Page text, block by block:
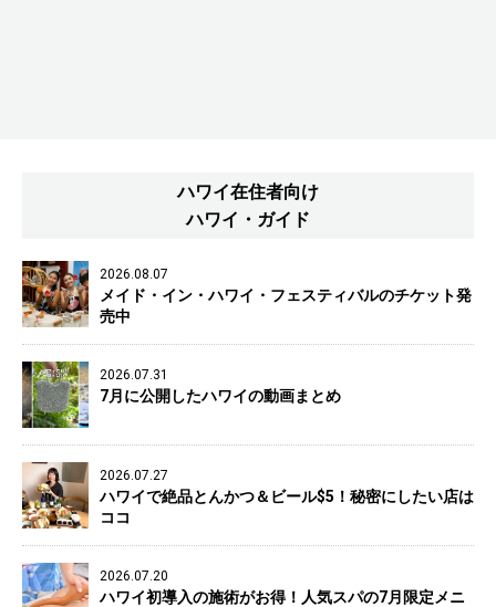
ハワイ在住者向け
ハワイ・ガイド
2026.08.07
メイド・イン・ハワイ・フェスティバルのチケット発
売中
2026.07.31
7月に公開したハワイの動画まとめ
2026.07.27
ハワイで絶品とんかつ＆ビール$5！秘密にしたい店は
ココ
2026.07.20
ハワイ初導入の施術がお得！人気スパの7月限定メニ